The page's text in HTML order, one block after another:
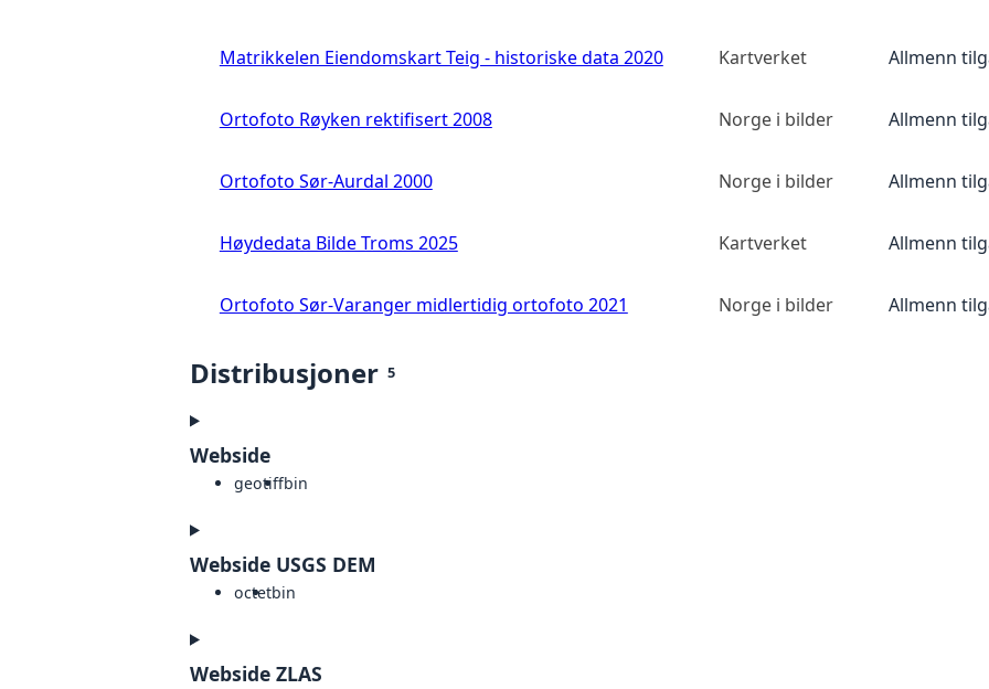
Matrikkelen Eiendomskart Teig - historiske data 2020 Kartverket Allmenn
Ortofoto Røyken rektifisert 2008 Norge i bilder Allmenn
Ortofoto Sør-Aurdal 2000 Norge i bilder Allmenn
Høydedata Bilde Troms 2025 Kartverket Allmenn
Ortofoto Sør-Varanger midlertidig ortofoto 2021 Norge i bilder Allmenn
Distribusjoner 5
Webside
geotiffbin
Webside USGS DEM
octetbin
Webside ZLAS